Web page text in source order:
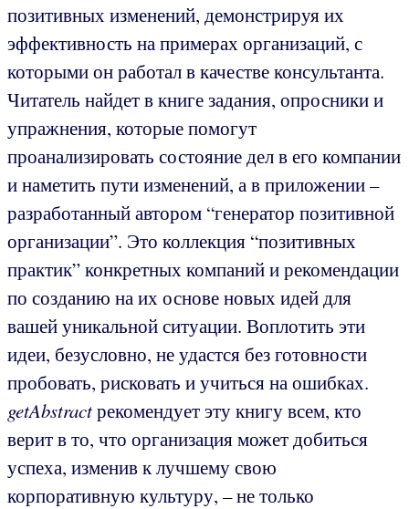
позитивных изменений, демонстрируя их
эффективность на примерах организаций, с
которыми он работал в качестве консультанта.
Читатель найдет в книге задания, опросники и
упражнения, которые помогут
проанализировать состояние дел в его компании
и наметить пути изменений, а в приложении –
разработанный автором “генератор позитивной
организации”. Это коллекция “позитивных
практик” конкретных компаний и рекомендации
по созданию на их основе новых идей для
вашей уникальной ситуации. Воплотить эти
идеи, безусловно, не удастся без готовности
пробовать, рисковать и учиться на ошибках.
getAbstractрекомендует эту книгу всем, кто
верит в то, что организация может добиться
успеха, изменив к лучшему свою
корпоративную культуру, – не только